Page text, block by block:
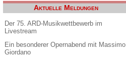
Aktuelle Meldungen
Der 75. ARD-Musikwettbewerb im
Livestream
Ein besonderer Opernabend mit Massimo
Giordano